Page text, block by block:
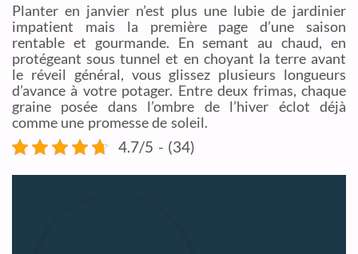
Planter en janvier n’est plus une lubie de jardinier
impatient mais la première page d’une saison
rentable et gourmande. En semant au chaud, en
protégeant sous tunnel et en choyant la terre avant
le réveil général, vous glissez plusieurs longueurs
d’avance à votre potager. Entre deux frimas, chaque
graine posée dans l’ombre de l’hiver éclot déjà
comme une promesse de soleil.
4.7/5 - (34)